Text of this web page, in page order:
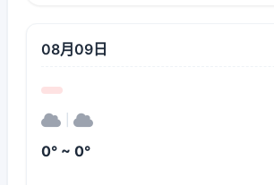
08月09日
0° ~ 0°